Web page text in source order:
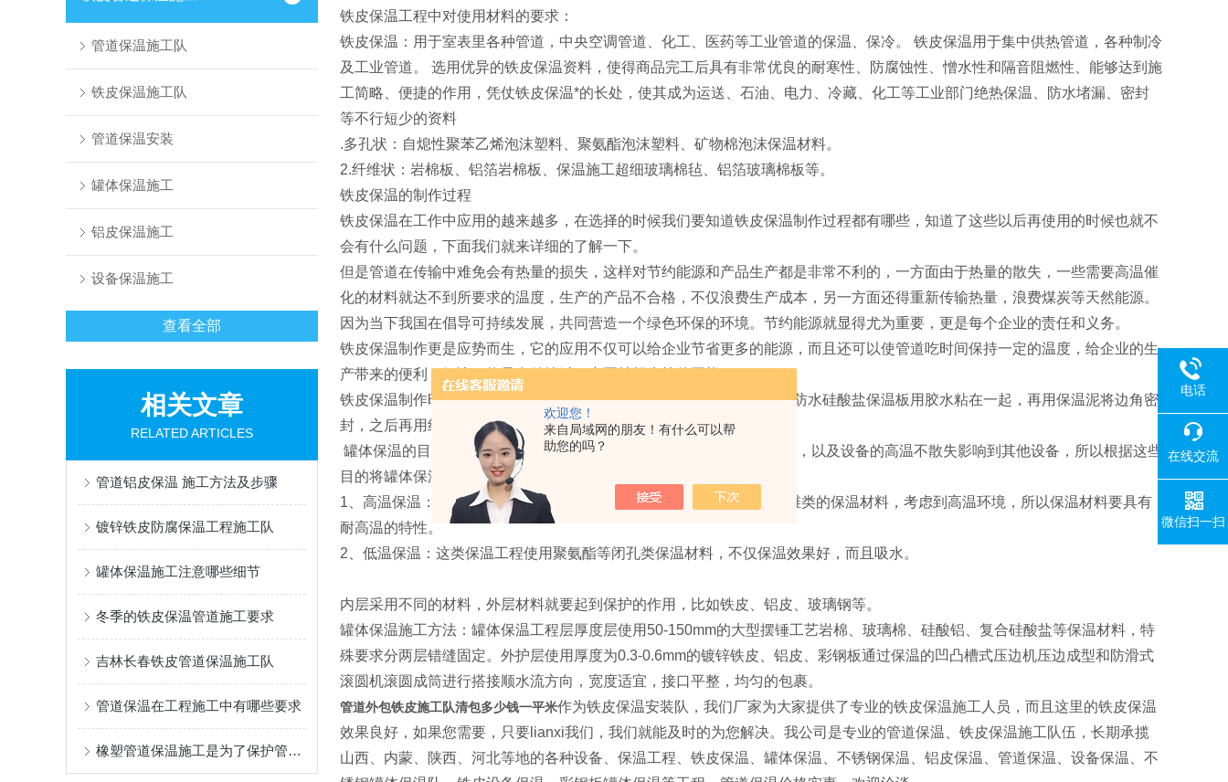
欢迎您！
来自局域网的朋友！有什么可以帮
助您的吗？
管道保温施工队
铁皮保温施工队
管道保温安装
罐体保温施工
铝皮保温施工
设备保温施工
查看全部
相关文章
RELATED ARTICLES
管道铝皮保温 施工方法及步骤
镀锌铁皮防腐保温工程施工队
罐体保温施工注意哪些细节
冬季的铁皮保温管道施工要求
吉林长春铁皮管道保温施工队
管道保温在工程施工中有哪些要求
橡塑管道保温施工是为了保护管道不受外界气温的影响
铁皮保温工程中对使用材料的要求：
铁皮保温：用于室表里各种管道，中央空调管道、化工、医药等工业管道的保温、保冷。 铁皮保温用于集中供热管道，各种制冷
及工业管道。 选用优异的铁皮保温资料，使得商品完工后具有非常优良的耐寒性、防腐蚀性、憎水性和隔音阻燃性、能够达到施
工简略、便捷的作用，凭仗铁皮保温*的长处，使其成为运送、石油、电力、冷藏、化工等工业部门绝热保温、防水堵漏、密封
等不行短少的资料
.多孔状：自熄性聚苯乙烯泡沫塑料、聚氨酯泡沫塑料、矿物棉泡沫保温材料。
2.纤维状：岩棉板、铝箔岩棉板、保温施工超细玻璃棉毡、铝箔玻璃棉板等。
铁皮保温的制作过程
铁皮保温在工作中应用的越来越多，在选择的时候我们要知道铁皮保温制作过程都有哪些，知道了这些以后再使用的时候也就不
会有什么问题，下面我们就来详细的了解一下。
但是管道在传输中难免会有热量的损失，这样对节约能源和产品生产都是非常不利的，一方面由于热量的散失，一些需要高温催
化的材料就达不到所要求的温度，生产的产品不合格，不仅浪费生产成本，另一方面还得重新传输热量，浪费煤炭等天然能源。
因为当下我国在倡导可持续发展，共同营造一个绿色环保的环境。节约能源就显得尤为重要，更是每个企业的责任和义务。
铁皮保温制作更是应势而生，它的应用不仅可以给企业节省更多的能源，而且还可以使管道吃时间保持一定的温度，给企业的生
产带来的便利，解决了热量在传输过程中国就损失掉的困扰。
铁皮保温制作时，选哟先用铁皮压边机对铁皮进行压边，然后将铁皮和防水硅酸盐保温板用胶水粘在一起，再用保温泥将边角密
封，之后再用纤维布包裹，涂刷防水涂料，后再安装吕铝箔板。
罐体保温的目的一般是保护罐体设备不受外界高温或者低温环境的影响，以及设备的高温不散失影响到其他设备，所以根据这些
目的将罐体保温分成两类：
1、高温保温：这种保温工程一般采用岩棉、玻璃棉、复合硅酸盐等纤维类的保温材料，考虑到高温环境，所以保温材料要具有
耐高温的特性。
2、低温保温：这类保温工程使用聚氨酯等闭孔类保温材料，不仅保温效果好，而且吸水。
内层采用不同的材料，外层材料就要起到保护的作用，比如铁皮、铝皮、玻璃钢等。
罐体保温施工方法：罐体保温工程层厚度层使用50-150mm的大型摆锤工艺岩棉、玻璃棉、硅酸铝、复合硅酸盐等保温材料，特
殊要求分两层错缝固定。外护层使用厚度为0.3-0.6mm的镀锌铁皮、铝皮、彩钢板通过保温的凹凸槽式压边机压边成型和防滑式
滚圆机滚圆成筒进行搭接顺水流方向，宽度适宜，接口平整，均匀的包裹。
管道外包铁皮施工队清包多少钱一平米作为铁皮保温安装队，我们厂家为大家提供了专业的铁皮保温施工人员，而且这里的铁皮保温
效果良好，如果您需要，只要lianxi我们，我们就能及时的为您解决。我公司是专业的管道保温、铁皮保温施工队伍，长期承揽
山西、内蒙、陕西、河北等地的各种设备、保温工程、铁皮保温、罐体保温、不锈钢保温、铝皮保温、管道保温、设备保温、不
电话
在线交流
微信扫一扫